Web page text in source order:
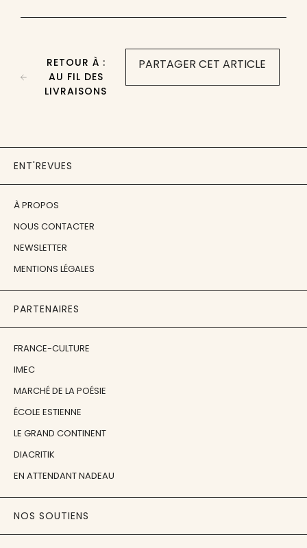
PARTAGER CET ARTICLE
RETOUR À :
AU FIL DES
LIVRAISONS
ENT'REVUES
À PROPOS
NOUS CONTACTER
NEWSLETTER
MENTIONS LÉGALES
PARTENAIRES
FRANCE-CULTURE
IMEC
MARCHÉ DE LA POÉSIE
ÉCOLE ESTIENNE
LE GRAND CONTINENT
DIACRITIK
EN ATTENDANT NADEAU
NOS SOUTIENS